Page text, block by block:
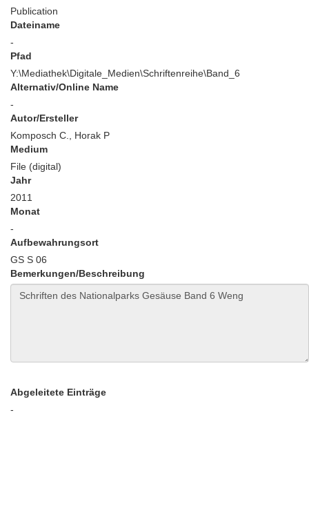
Publication
Dateiname
-
Pfad
Y:\Mediathek\Digitale_Medien\Schriftenreihe\Band_6
Alternativ/Online Name
-
Autor/Ersteller
Komposch C., Horak P
Medium
File (digital)
Jahr
2011
Monat
-
Aufbewahrungsort
GS S 06
Bemerkungen/Beschreibung
Abgeleitete Einträge
-